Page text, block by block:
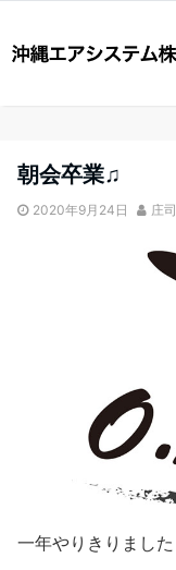
朝会卒業♫
2020年9月24日 庄
一年やりきりました